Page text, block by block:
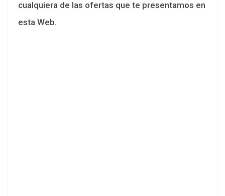
cualquiera de las ofertas que te presentamos en
esta Web.